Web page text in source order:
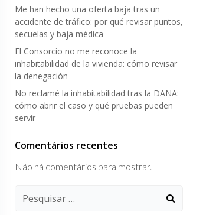
Me han hecho una oferta baja tras un
accidente de tráfico: por qué revisar puntos,
secuelas y baja médica
El Consorcio no me reconoce la
inhabitabilidad de la vivienda: cómo revisar
la denegación
No reclamé la inhabitabilidad tras la DANA:
cómo abrir el caso y qué pruebas pueden
servir
Comentários recentes
Não há comentários para mostrar.
Pesquisar: